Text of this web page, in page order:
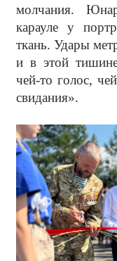
молчания.
карауле у
ткань. Удары
и в этой
чей-то голос,
свидания».